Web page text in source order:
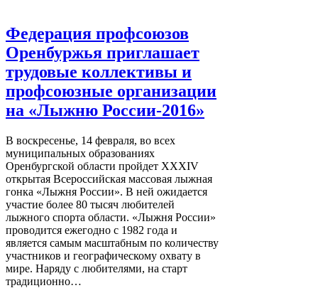
Федерация профсоюзов
Оренбуржья приглашает
трудовые коллективы и
профсоюзные организации
на «Лыжню России-2016»
В воскресенье, 14 февраля, во всех
муниципальных образованиях
Оренбургской области пройдет XXXIV
открытая Всероссийская массовая лыжная
гонка «Лыжня России». В ней ожидается
участие более 80 тысяч любителей
лыжного спорта области. «Лыжня России»
проводится ежегодно с 1982 года и
является самым масштабным по количеству
участников и географическому охвату в
мире. Наряду с любителями, на старт
традиционно…